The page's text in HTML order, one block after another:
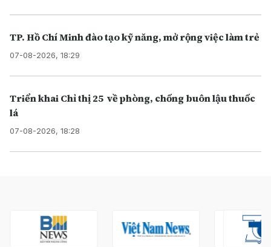
TP. Hồ Chí Minh đào tạo kỹ năng, mở rộng việc làm trẻ
07-08-2026, 18:29
Triển khai Chỉ thị 25 về phòng, chống buôn lậu thuốc
lá
07-08-2026, 18:28